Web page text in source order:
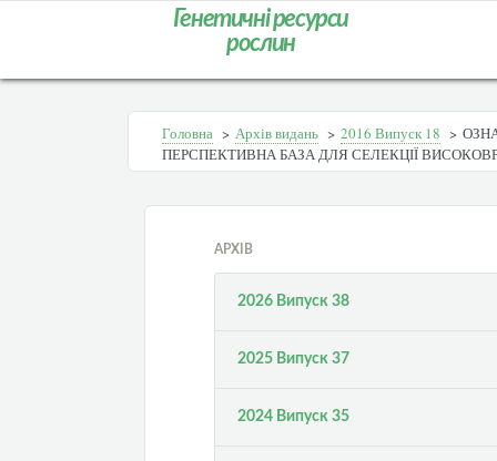
Генетичні ресурси
рослин
Головна > Архів видань > 2016 Випуск 18 >
ПЕРСПЕКТИВНА БАЗА ДЛЯ СЕЛЕКЦІЇ
АРХІВ
2026 Випуск 38
2025 Випуск 37
2024 Випуск 35